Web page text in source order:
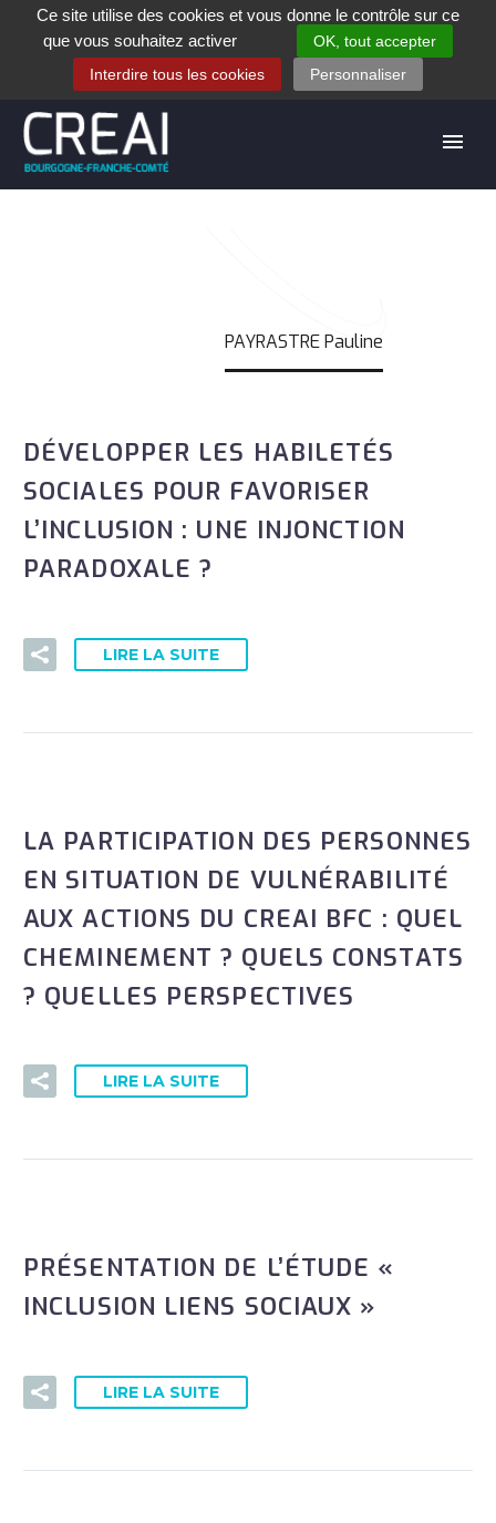
+33 (0)3 80 28 84 40
Contact
Espace contribuants Offres d’emploi
PAYRASTRE Pauline
DÉVELOPPER LES HABILETÉS
SOCIALES POUR FAVORISER
L’INCLUSION : UNE INJONCTION
PARADOXALE ?
LIRE LA SUITE
LA PARTICIPATION DES PERSONNES
EN SITUATION DE VULNÉRABILITÉ
AUX ACTIONS DU CREAI BFC : QUEL
CHEMINEMENT ? QUELS CONSTATS
? QUELLES PERSPECTIVES
LIRE LA SUITE
PRÉSENTATION DE L’ÉTUDE «
INCLUSION LIENS SOCIAUX »
LIRE LA SUITE
Ce site utilise des cookies et vous donne le contrôle sur ce
que vous souhaitez activer
OK, tout accepter
Interdire tous les cookies
Personnaliser